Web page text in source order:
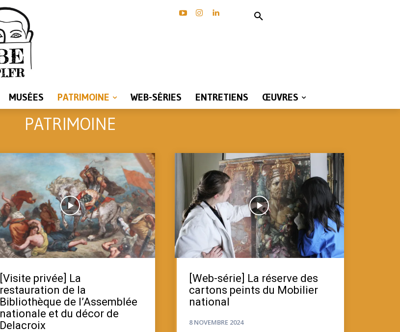
MUSÉES PATRIMOINE WEB-SÉRIES ENTRETIENS ŒUVRES
PATRIMOINE
[Visite privée] La
restauration de la
Bibliothèque de l’Assemblée
nationale et du décor de
Delacroix
[Web-série] La réserve des
cartons peints du Mobilier
national
8 NOVEMBRE 2024